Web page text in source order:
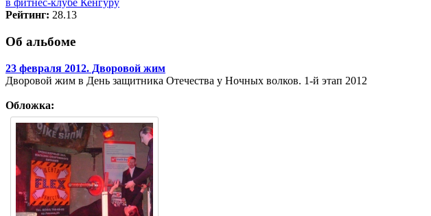
в фитнес-клубе Кенгуру
Рейтинг: 28.13
Об альбоме
23 февраля 2012. Дворовой жим
Дворовой жим в День защитника Отечества у Ночных волков. 1-й этап 2012
Обложка: